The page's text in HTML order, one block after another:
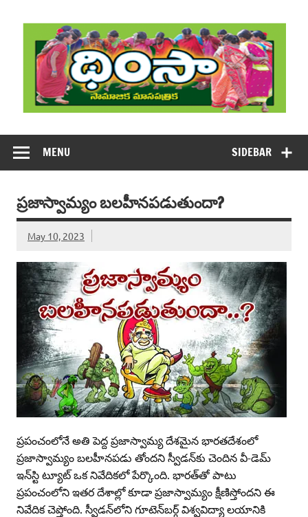
content
DHIMSA
SIDEBAR
MENU
ప్రజాస్వామ్యం బలహీనపడుతుందా?
May 10, 2023
ప్రపంచంలోనే అతి పెద్ద ప్రజాస్వామ్య దేశమైన భారతదేశంలో
ప్రజాస్వామ్యం బలహీనపడు తోందని స్వీడన్‌కు చెందిన వీ-డెమ్‌
ఇన్‌స్టి ట్యూట్‌ ఒక నివేదికలో పేర్కొంది. భారత్‌తో పాటు
ప్రపంచంలోని ఇతర దేశాల్లో కూడా ప్రజాస్వామ్యం క్షీణిస్తోందని ఈ
నివేదిక చెప్తోంది. స్వీడన్‌లోని గూటెన్‌బర్గ్‌ విశ్వవిద్యా లయానికి